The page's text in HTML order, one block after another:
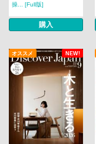
操... [Full版]
購入
NEW!
オススメ